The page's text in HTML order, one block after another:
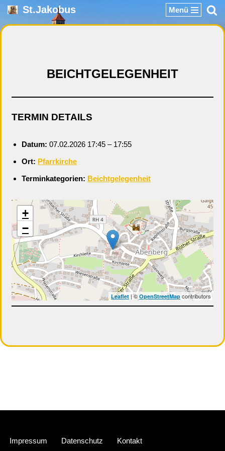
Zum
St.Jakobus Menü
BEICHTGELEGENHEIT
TERMIN DETAILS
Datum: 07.02.2026 17:45 – 17:55
Ort: Pfarrkirche
Terminkategorien: Beichtgelegenheit
+
−
Leaflet| © OpenStreetMapcontributors
Impressum Datenschutz Kontakt